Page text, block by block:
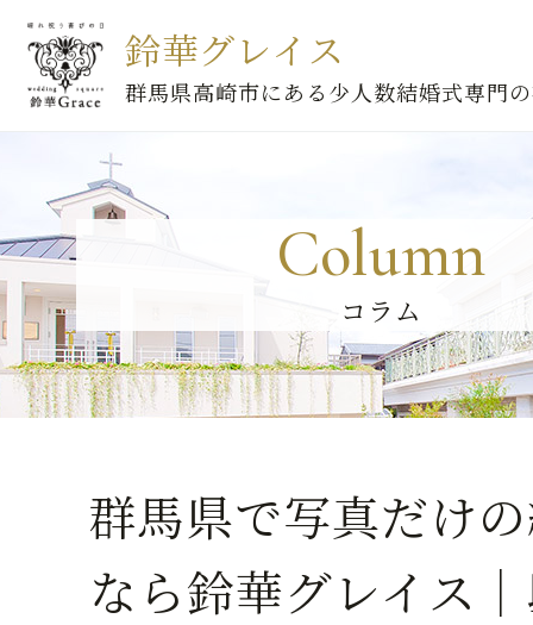
鈴華グレイス
群馬県高崎市にある少人数結婚式専門
Column
コラム
群馬県で写真だけ
なら鈴華グレイス